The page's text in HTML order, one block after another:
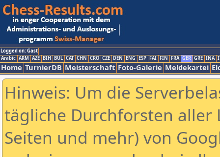
Logged on: Gast
Arabic ARM AZE BIH BUL CAT CHN CRO CZE DEN ENG ESP FAI FIN FRA GER GRE INA
Home TurnierDB Meisterschaft Foto-Galerie Meldekartei
Hinweis: Um die
tägliche Durchforsten aller
Seiten und mehr) von